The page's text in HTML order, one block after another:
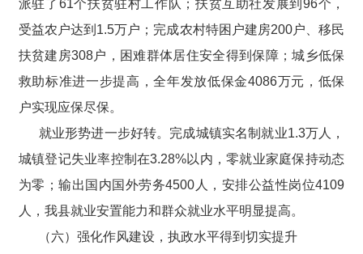
派驻了61个扶贫驻村工作队；扶贫互助社发展到96个，
受益农户达到1.5万户；完成农村特困户建房200户、移民
扶贫建房308户，困难群体居住安全得到保障；城乡低保
救助标准进一步提高，全年发放低保金4086万元，低保
户实现应保尽保。
就业形势进一步好转。完成城镇实名制就业1.3万人，
城镇登记失业率控制在3.28%以内，零就业家庭保持动态
为零；输出国内国外劳务4500人，安排公益性岗位4109
人，我县就业安置能力和群众就业水平明显提高。
（六）强化作风建设，执政水平得到切实提升